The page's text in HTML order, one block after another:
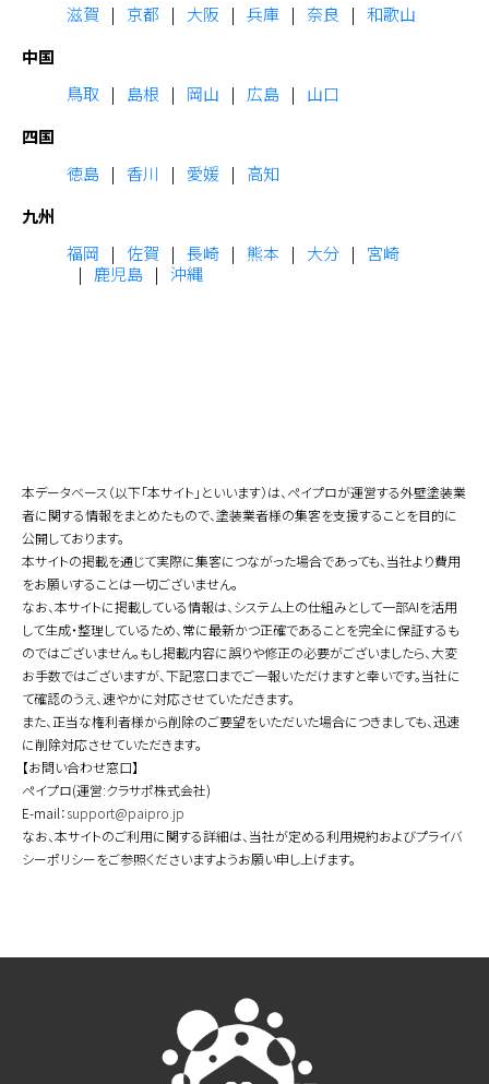
滋賀
京都 大阪 兵庫 奈良
和歌山
中国
鳥取
島根 岡山 広島
山口
四国
徳島
香川 愛媛
高知
九州
福岡
佐賀 長崎 熊本 大分
宮崎
鹿児島
沖縄
本データベース（以下「本サイト」といいます）は、ペイプロが運営する外壁塗装業
者に関する情報をまとめたもので、塗装業者様の集客を支援することを目的に
公開しております。
本サイトの掲載を通じて実際に集客につながった場合であっても、当社より費用
をお願いすることは一切ございません。
なお、本サイトに掲載している情報は、システム上の仕組みとして一部AIを活用
して生成・整理しているため、常に最新かつ正確であることを完全に保証するも
のではございません。もし掲載内容に誤りや修正の必要がございましたら、大変
お手数ではございますが、下記窓口までご一報いただけますと幸いです。当社に
て確認のうえ、速やかに対応させていただきます。
また、正当な権利者様から削除のご要望をいただいた場合につきましても、迅速
に削除対応させていただきます。
【お問い合わせ窓口】
ペイプロ(運営:クラサポ株式会社)
E-mail：support@paipro.jp
なお、本サイトのご利用に関する詳細は、当社が定める利用規約およびプライバ
シーポリシーをご参照くださいますようお願い申し上げます。